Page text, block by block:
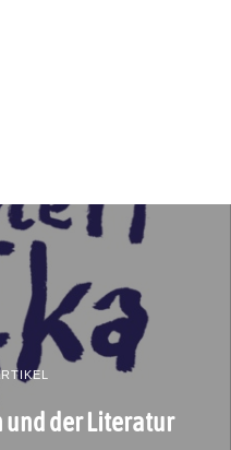
und der Literatur